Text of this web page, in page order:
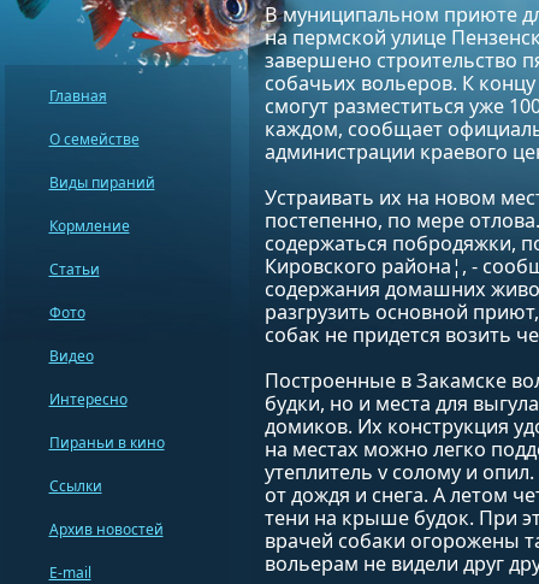
В муниципальном приюте
на пермской улице
завершено строительство
собачьих вольеров. К
смогут разместиться уже
каждом, сообщает
администрации краевого
Устраивать их на новом
постепенно, по мере
содержаться побродяжки,
Кировского района¦, -
содержания домашних
разгрузить основной
собак не придется возить
Построенные в Закамске
будки, но и места для
домиков. Их конструкция
на местах можно легко
утеплитель v солому и
от дождя и снега. А летом
тени на крыше будок. При
врачей собаки огорожены
вольерам не видели друг
Главная
О семействе
Виды пираний
Кормление
Статьи
Фото
Видео
Интересно
Пираньи в кино
Ссылки
Архив новостей
E-mail